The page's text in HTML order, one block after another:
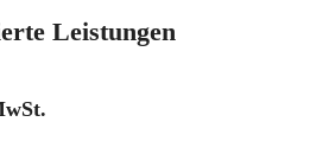
Leistungen